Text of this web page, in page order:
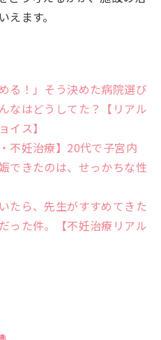
ます。
る！」そう決めた病院選び
なはどうしてた？【リアル
イス】
不妊治療】20代で子宮内
できたのは、せっかちな性
たら、先生がすすめてきた
った件。【不妊治療リアル